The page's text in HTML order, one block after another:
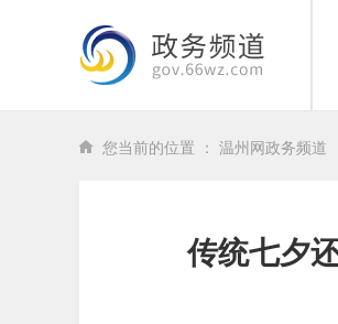
您当前的位置 ： 温州网政务频道
传统七夕